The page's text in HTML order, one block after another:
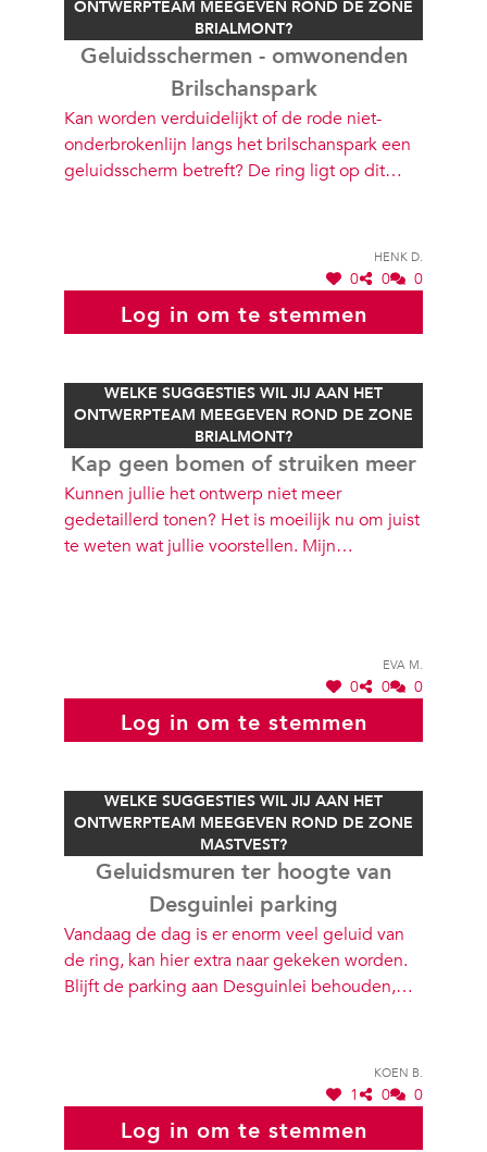
ONTWERPTEAM MEEGEVEN ROND DE ZONE
BRIALMONT?
Geluidsschermen - omwonenden
Brilschanspark
Kan worden verduidelijkt of de rode niet-
onderbrokenlijn langs het brilschanspark een
geluidsscherm betreft? De ring ligt op dit
bewoner van de Kanunnik Peetersstraat de
afgelopen jaren een stijging van de
geluidshinder. Ik zou willen vragen /
verzoeken / voorstellen extra aandacht te
Henk D.
0 0 0
Log in om te stemmen
WELKE SUGGESTIES WIL JIJ AAN HET
ONTWERPTEAM MEEGEVEN ROND DE ZONE
BRIALMONT?
Kap geen bomen of struiken meer
Kunnen jullie het ontwerp niet meer
gedetaillerd tonen? Het is moeilijk nu om juist
te weten wat jullie voorstellen. Mijn
geen integraal deel laten uitmaken van
'groene vesten' ? 3)hoe sluiten jullie plannen
aan op toekomstvisie overkapping?
Eva M.
0 0 0
Log in om te stemmen
WELKE SUGGESTIES WIL JIJ AAN HET
ONTWERPTEAM MEEGEVEN ROND DE ZONE
MASTVEST?
Geluidsmuren ter hoogte van
Desguinlei parking
Vandaag de dag is er enorm veel geluid van
de ring, kan hier extra naar gekeken worden.
Blijft de parking aan Desguinlei behouden,
Koen B.
1 0 0
Log in om te stemmen